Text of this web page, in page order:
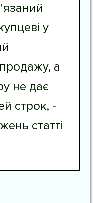
у
а
не дає
строк, -
статті